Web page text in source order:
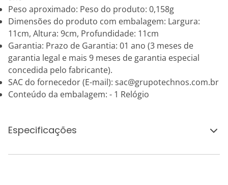
Peso aproximado: Peso do produto: 0,158g
Dimensões do produto com embalagem: Largura:
11cm, Altura: 9cm, Profundidade: 11cm
Garantia: Prazo de Garantia: 01 ano (3 meses de
garantia legal e mais 9 meses de garantia especial
concedida pelo fabricante).
SAC do fornecedor (E-mail): sac@grupotechnos.com.br
Conteúdo da embalagem: - 1 Relógio
Especificações